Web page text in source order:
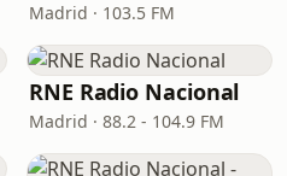
Madrid · 103.5 FM
RNE Radio Nacional
Madrid · 88.2 - 104.9 FM